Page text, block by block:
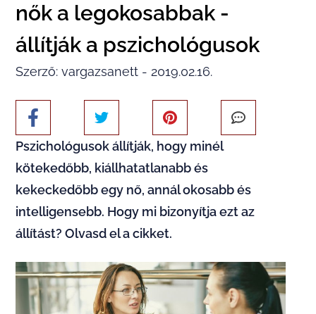
nők a legokosabbak -
állítják a pszichológusok
Szerző: vargazsanett - 2019.02.16.
Pszichológusok állítják, hogy minél
kötekedőbb, kiállhatatlanabb és
kekeckedőbb egy nő, annál okosabb és
intelligensebb. Hogy mi bizonyítja ezt az
állítást? Olvasd el a cikket.